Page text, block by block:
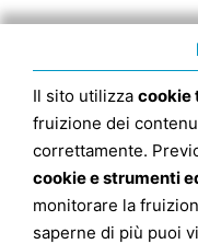
Il sito utilizza cookie
fruizione dei
correttamente.
cookie e strumenti
monitorare la
saperne di più puoi